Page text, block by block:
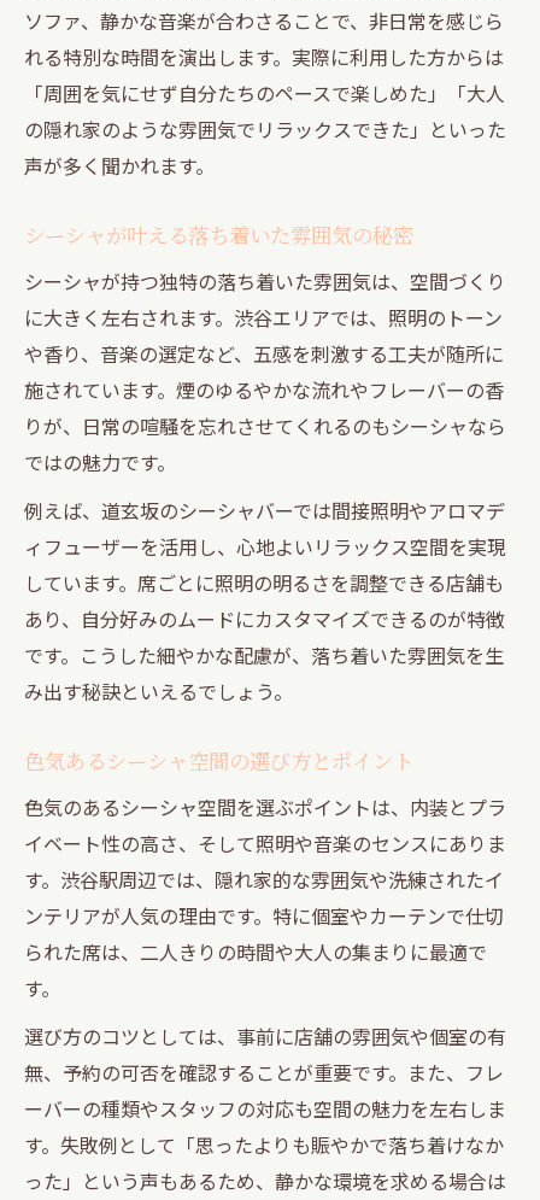
ソファ、静かな音楽が合わさることで、非日常を感じら
れる特別な時間を演出します。実際に利用した方からは
「周囲を気にせず自分たちのペースで楽しめた」「大人
の隠れ家のような雰囲気でリラックスできた」といった
声が多く聞かれます。
シーシャが叶える落ち着いた雰囲気の秘密
シーシャが持つ独特の落ち着いた雰囲気は、空間づくり
に大きく左右されます。渋谷エリアでは、照明のトーン
や香り、音楽の選定など、五感を刺激する工夫が随所に
施されています。煙のゆるやかな流れやフレーバーの香
りが、日常の喧騒を忘れさせてくれるのもシーシャなら
ではの魅力です。
例えば、道玄坂のシーシャバーでは間接照明やアロマデ
ィフューザーを活用し、心地よいリラックス空間を実現
しています。席ごとに照明の明るさを調整できる店舗も
あり、自分好みのムードにカスタマイズできるのが特徴
です。こうした細やかな配慮が、落ち着いた雰囲気を生
み出す秘訣といえるでしょう。
色気あるシーシャ空間の選び方とポイント
色気のあるシーシャ空間を選ぶポイントは、内装とプラ
イベート性の高さ、そして照明や音楽のセンスにありま
す。渋谷駅周辺では、隠れ家的な雰囲気や洗練されたイ
ンテリアが人気の理由です。特に個室やカーテンで仕切
られた席は、二人きりの時間や大人の集まりに最適で
す。
選び方のコツとしては、事前に店舗の雰囲気や個室の有
無、予約の可否を確認することが重要です。また、フレ
ーバーの種類やスタッフの対応も空間の魅力を左右しま
す。失敗例として「思ったよりも賑やかで落ち着けなか
った」という声もあるため、静かな環境を求める場合は